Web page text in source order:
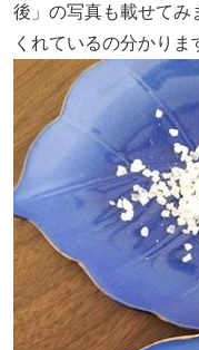
後」の写真も載せてみ
くれているの分かりま